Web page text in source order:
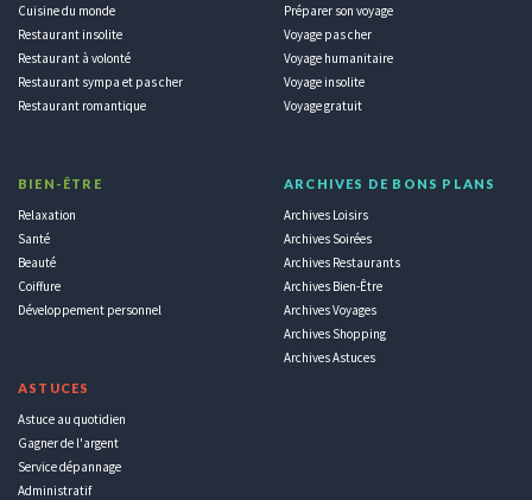
Cuisine du monde
Restaurant insolite
Restaurant à volonté
Restaurant sympa et pas cher
Restaurant romantique
BIEN-ÊTRE
Relaxation
Santé
Beauté
Coiffure
Développement personnel
ASTUCES
Astuce au quotidien
Gagner de l'argent
Service dépannage
Administratif
Préparer son voyage
Voyage pas cher
Voyage humanitaire
Voyage insolite
Voyage gratuit
ARCHIVES DE BONS PLANS
Archives Loisirs
Archives Soirées
Archives Restaurants
Archives Bien-Être
Archives Voyages
Archives Shopping
Archives Astuces